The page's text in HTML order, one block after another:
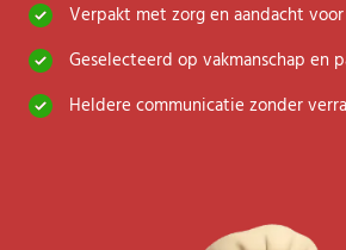
Verpakt met zorg en aandacht
Geselecteerd op vakmanschap en
Heldere communicatie zonder